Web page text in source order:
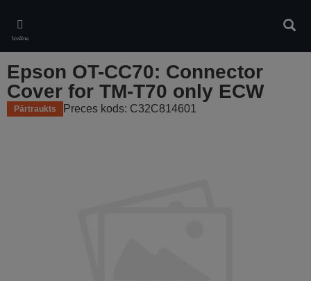
main
content
Izvēlne
Epson OT-CC70: Connector
Cover for TM-T70 only ECW
Pārtraukts Preces kods: C32C814601